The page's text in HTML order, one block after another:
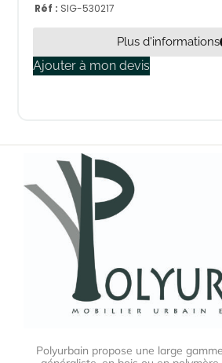
Réf : SIG-530217
Plus d'informations
Ajouter à mon devis
Polyurbain propose une large